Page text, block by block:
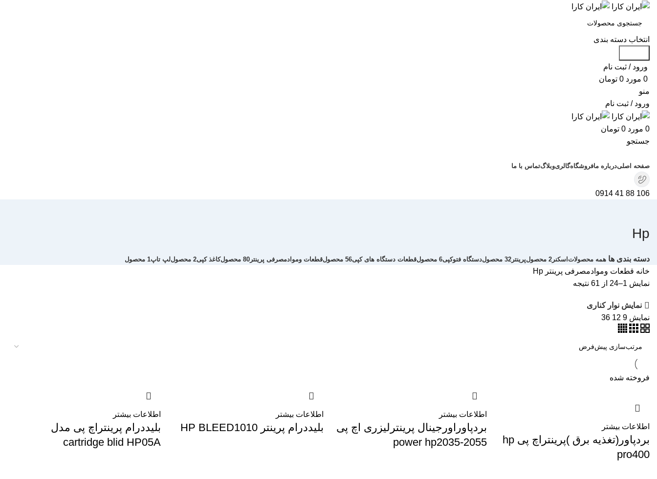
انتخاب دسته بندی
ورود / ثبت نام
0 مورد 0 تومان
منو
ورود / ثبت نام
0 مورد 0 تومان
جستجو
صفحه اصلیدرباره مافروشگاهگالریوبلاگتماس با ما
106 88 41 0914
Hp
دسته بندی ها همه محصولاتاسکنر 2 محصول پرینتر 32 محصول دستگاه فتوکپی6 محصول قطعات دستگاه های کپی56 محصول قطعات وموادمصرفی پرینتر 80 محصول کاغذ کپی2 محصول لپ تاپ1 محصول
خانه قطعات وموادمصرفی پرینتر Hp
نمایش 1–24 از 61 نتیجه
نمایش نوار کناری
نمایش 9
12
36
فروخته شده
اطلاعات بیشتر
بردپاور(تغذیه برق )پرینتراچ پی hp
pro400
اطلاعات بیشتر
بردپاوراورجینال پرینترلیزری اچ پی
power hp2035-2055
اطلاعات بیشتر
بلیددرام پرینتر HP BLEED1010
اطلاعات بیشتر
بلیددرام پرینتراچ پی مدل
cartridge blid HP05A